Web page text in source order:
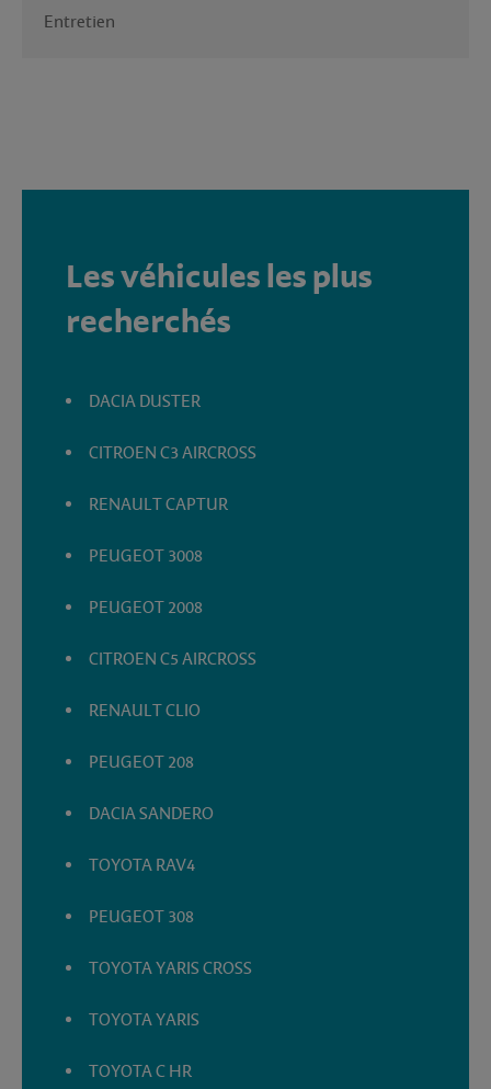
Entretien
Les véhicules les plus
recherchés
DACIA DUSTER
CITROEN C3 AIRCROSS
RENAULT CAPTUR
PEUGEOT 3008
PEUGEOT 2008
CITROEN C5 AIRCROSS
RENAULT CLIO
PEUGEOT 208
DACIA SANDERO
TOYOTA RAV4
PEUGEOT 308
TOYOTA YARIS CROSS
TOYOTA YARIS
TOYOTA C HR